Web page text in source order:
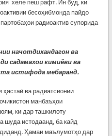
хеле пеш рафт. Ин буд, ки
бесоҳибмонда пайдо
радиоактив супорида
начотдихандагон ва
садамахои кимиёви ва
истифода мебаранд.
ҳастаӣ ва радиатсионии
манбаъҳои
ки дар ташкилоту
шуда истодаанд, ба кайд
Ҳамаи маълумотҳо дар